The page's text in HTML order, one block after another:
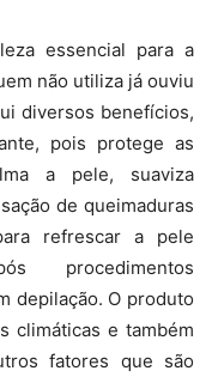
essencial para a
não utiliza já ouviu
diversos benefícios,
pois protege as
a pele, suaviza
de queimaduras
refrescar a pele
procedimentos
depilação. O produto
climáticas e também
fatores que são